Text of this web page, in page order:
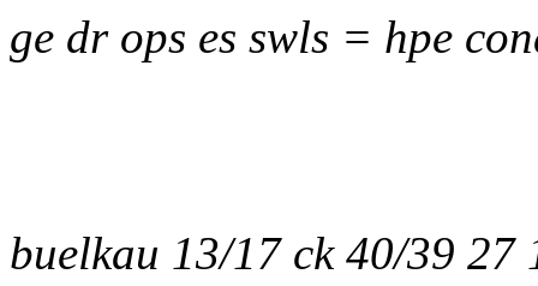
ge dr ops es swls = hpe
buelkau 13/17 ck 40/39 27